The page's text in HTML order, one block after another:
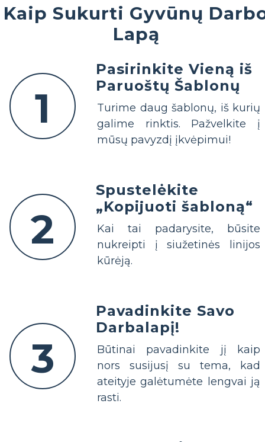
Kaip Sukurti Gyvūnų
Lapą
1
Pasirinkite Vieną iš
Paruoštų Šablonų
Turime daug šablonų, iš kurių
galime rinktis. Pažvelkite į
mūsų pavyzdį įkvėpimui!
2
Spustelėkite
„Kopijuoti šabloną“
Kai tai padarysite, būsite
nukreipti į siužetinės linijos
kūrėją.
3
Pavadinkite Savo
Darbalapį!
Būtinai pavadinkite jį kaip
nors susijusį su tema, kad
ateityje galėtumėte lengvai ją
rasti.